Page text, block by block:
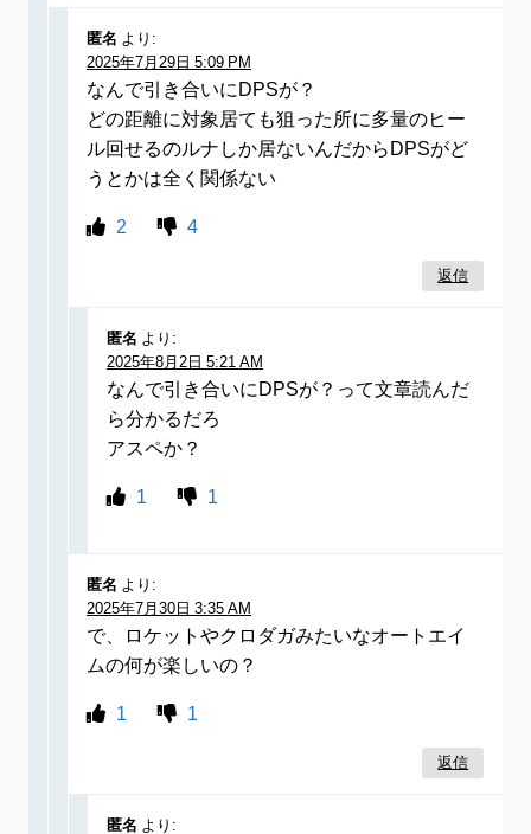
匿名 より:
2025年7月29日 5:09 PM
なんで引き合いにDPSが？
どの距離に対象居ても狙った所に多量のヒー
ル回せるのルナしか居ないんだからDPSがど
うとかは全く関係ない
2 4
返信
匿名 より:
2025年8月2日 5:21 AM
なんで引き合いにDPSが？って文章読んだ
ら分かるだろ
アスペか？
1 1
匿名 より:
2025年7月30日 3:35 AM
で、ロケットやクロダガみたいなオートエイ
ムの何が楽しいの？
1 1
返信
匿名 より: